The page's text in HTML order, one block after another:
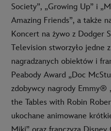
Society”, „Growing Up” i
Amazing Friends”, a także
Koncert na żywo z Dodger
Television stworzyło jedne
nagradzanych obiektów i
Peabody Award „Doc
zdobywcy nagrody Emmy®
the Tables with Robin
ukochane animowane